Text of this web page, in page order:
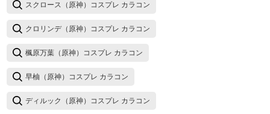
スクロース（原神）コスプレ カラコン
クロリンデ（原神）コスプレ カラコン
楓原万葉（原神）コスプレ カラコン
早柚（原神）コスプレ カラコン
ディルック（原神）コスプレ カラコン